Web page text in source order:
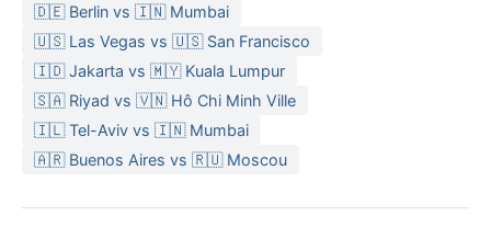
🇩🇪 Berlin vs 🇮🇳 Mumbai
🇺🇸 Las Vegas vs 🇺🇸 San Francisco
🇮🇩 Jakarta vs 🇲🇾 Kuala Lumpur
🇸🇦 Riyad vs 🇻🇳 Hô Chi Minh Ville
🇮🇱 Tel-Aviv vs 🇮🇳 Mumbai
🇦🇷 Buenos Aires vs 🇷🇺 Moscou